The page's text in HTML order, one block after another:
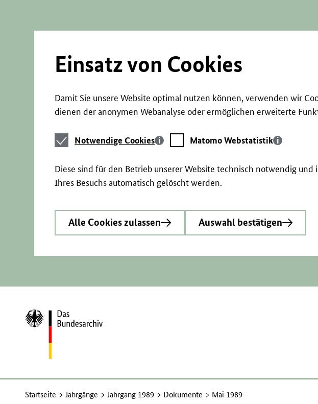
Einsatz von Cookies
Damit Sie unsere Website optimal nutzen können, verwenden wir
dienen der anonymen Webanalyse oder ermöglichen erweiterte
Notwendige
Cookies
Notwendige Cookies
Matomo
Webstatistik
Matomo Webstatistik
Diese sind für den Betrieb unserer Website technisch notwendig
Ihres Besuchs automatisch gelöscht werden.
Alle Cookies zulassen Auswahl bestätigen
Zur
Startseite
Startseite Jahrgänge Jahrgang 1989 Dokumente Mai 1989